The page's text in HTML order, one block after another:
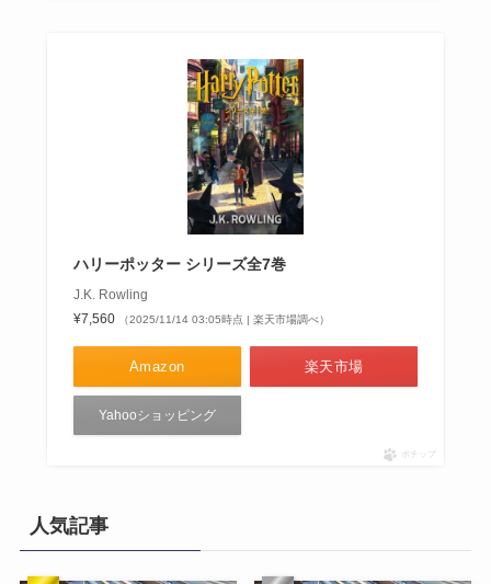
ハリーポッター シリーズ全7巻
J.K. Rowling
¥7,560
（2025/11/14 03:05時点 | 楽天市場調べ）
Amazon 楽天市場
Yahooショッピング
ポチップ
人気記事